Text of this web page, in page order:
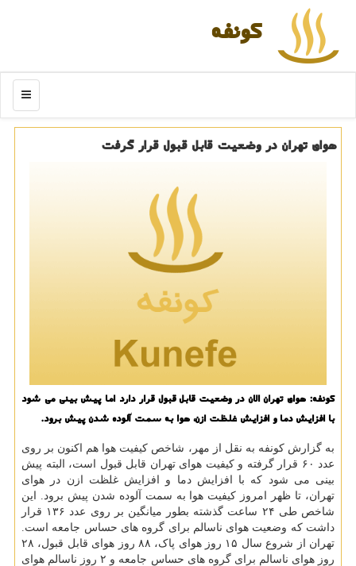
كونفه
منو
هوای تهران در وضعیت قابل قبول قرار گرفت
كونفه: هوای تهران الان در وضعیت قابل قبول قرار دارد اما پیش بینی می شود
با افزایش دما و افزایش غلظت ازن، هوا به سمت آلوده شدن پیش برود.
به گزارش کونفه به نقل از مهر، شاخص کیفیت هوا هم اکنون بر روی
عدد ۶۰ قرار گرفته و کیفیت هوای تهران قابل قبول است، البته پیش
بینی می شود که با افزایش دما و افزایش غلظت ازن در هوای
تهران، تا ظهر امروز کیفیت هوا به سمت آلوده شدن پیش برود. این
شاخص طی ۲۴ ساعت گذشته بطور میانگین بر روی عدد ۱۳۶ قرار
داشت که وضعیت هوای ناسالم برای گروه های حساس جامعه است.
تهران از شروع سال ۱۵ روز هوای پاک، ۸۸ روز هوای قابل قبول، ۲۸
روز هوای ناسالم برای گروه های حساس جامعه و ۲ روز ناسالم هوای